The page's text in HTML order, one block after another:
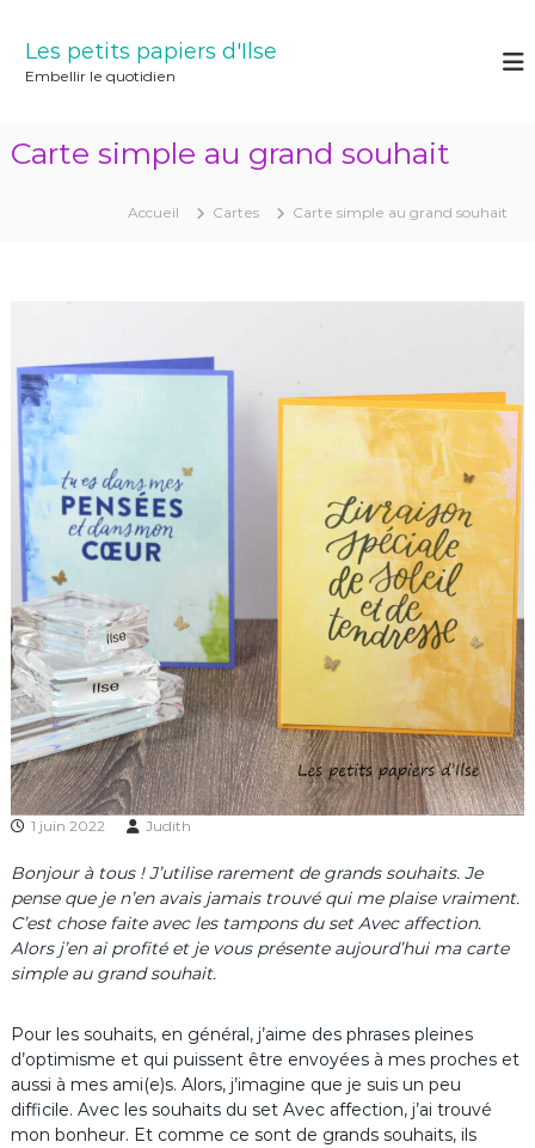
Les petits papiers d'Ilse
Embellir le quotidien
Carte simple au grand souhait
Accueil Cartes Carte simple au grand souhait
1 juin 2022 Judith
Bonjour à tous ! J’utilise rarement de grands souhaits. Je
pense que je n’en avais jamais trouvé qui me plaise vraiment.
C’est chose faite avec les tampons du set Avec affection.
Alors j’en ai profité et je vous présente aujourd’hui ma carte
simple au grand souhait.
Pour les souhaits, en général, j’aime des phrases pleines
d’optimisme et qui puissent être envoyées à mes proches et
aussi à mes ami(e)s. Alors, j’imagine que je suis un peu
difficile. Avec les souhaits du set Avec affection, j’ai trouvé
mon bonheur. Et comme ce sont de grands souhaits, ils